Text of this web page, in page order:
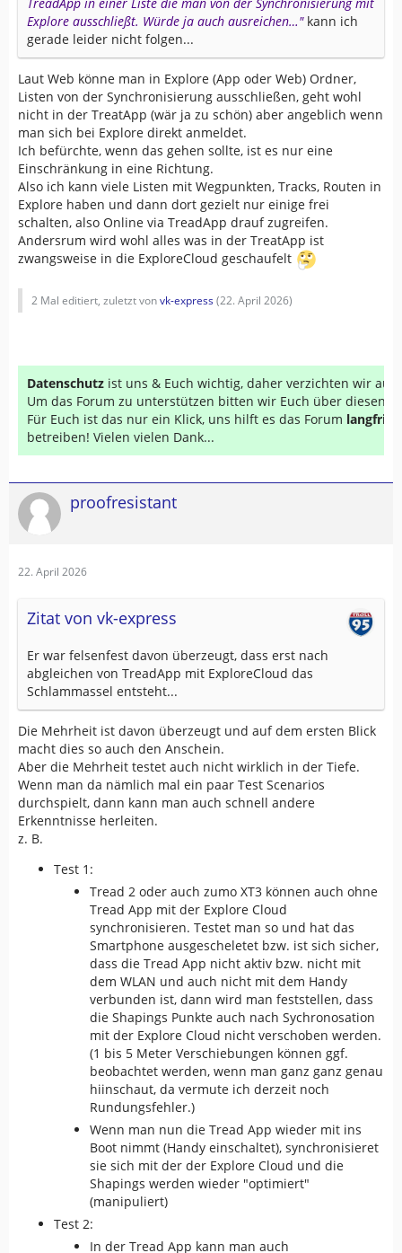
Explore ausschließt. Würde ja auch ausreichen…"kann ich
gerade leider nicht folgen...
Laut Web könne man in Explore (App oder Web) Ordner,
Listen von der Synchronisierung ausschließen, geht wohl
nicht in der TreatApp (wär ja zu schön) aber angeblich wenn
man sich bei Explore direkt anmeldet.
Ich befürchte, wenn das gehen sollte, ist es nur eine
Einschränkung in eine Richtung.
Also ich kann viele Listen mit Wegpunkten, Tracks, Routen in
Explore haben und dann dort gezielt nur einige frei
schalten, also Online via TreadApp drauf zugreifen.
Andersrum wird wohl alles was in der TreatApp ist
zwangsweise in die ExploreCloud geschaufelt
2 Mal editiert, zuletzt vonvk-express(22. April 2026)
Datenschutz ist uns & Euch wichtig, daher verzichten wir auf
Um das Forum zu unterstützen bitten wir Euch über diesen
Für Euch ist das nur ein Klick, uns hilft es das Forum
betreiben! Vielen vielen Dank...
proofresistant
22. April 2026
Zitat von vk-express
Er war felsenfest davon überzeugt, dass erst nach
abgleichen von TreadApp mit ExploreCloud das
Schlammassel entsteht...
Die Mehrheit ist davon überzeugt und auf dem ersten Blick
macht dies so auch den Anschein.
Aber die Mehrheit testet auch nicht wirklich in der Tiefe.
Wenn man da nämlich mal ein paar Test Scenarios
durchspielt, dann kann man auch schnell andere
Erkenntnisse herleiten.
z. B.
Test 1:
Tread 2 oder auch zumo XT3 können auch ohne
Tread App mit der Explore Cloud
synchronisieren. Testet man so und hat das
Smartphone ausgescheletet bzw. ist sich sicher,
dass die Tread App nicht aktiv bzw. nicht mit
dem WLAN und auch nicht mit dem Handy
verbunden ist, dann wird man feststellen, dass
die Shapings Punkte auch nach Sychronosation
mit der Explore Cloud nicht verschoben werden.
(1 bis 5 Meter Verschiebungen können ggf.
beobachtet werden, wenn man ganz ganz genau
hiinschaut, da vermute ich derzeit noch
Rundungsfehler.)
Wenn man nun die Tread App wieder mit ins
Boot nimmt (Handy einschaltet), synchronisieret
sie sich mit der der Explore Cloud und die
Shapings werden wieder "optimiert"
(manipuliert)
Test 2:
In der Tread App kann man auch